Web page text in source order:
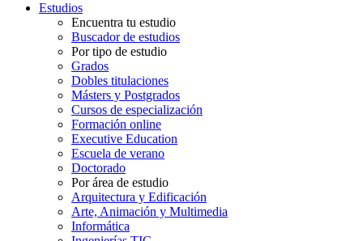
Estudios
Encuentra tu estudio
Buscador de estudios
Por tipo de estudio
Grados
Dobles titulaciones
Másters y Postgrados
Cursos de especialización
Formación online
Executive Education
Escuela de verano
Doctorado
Por área de estudio
Arquitectura y Edificación
Arte, Animación y Multimedia
Informática